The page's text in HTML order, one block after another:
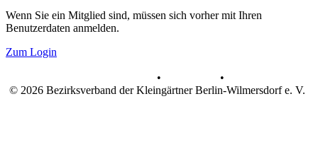
Wenn Sie ein Mitglied sind, müssen sich vorher mit Ihren
Benutzerdaten anmelden.
Zum Login
•
•
© 2026 Bezirksverband der Kleingärtner Berlin-Wilmersdorf e. V.